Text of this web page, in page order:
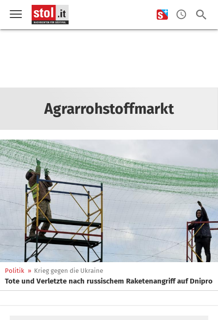
Agrarrohstoffmarkt
Politik » Krieg gegen die Ukraine
Tote und Verletzte nach russischem Raketenangriff auf Dnipro